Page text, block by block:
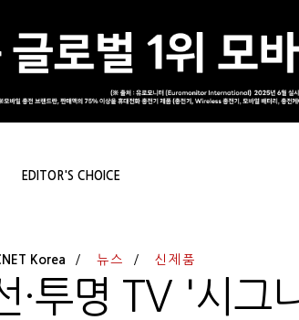
EDITOR'S CHOICE
Korea 뉴스 신제품
·투명 TV '시그